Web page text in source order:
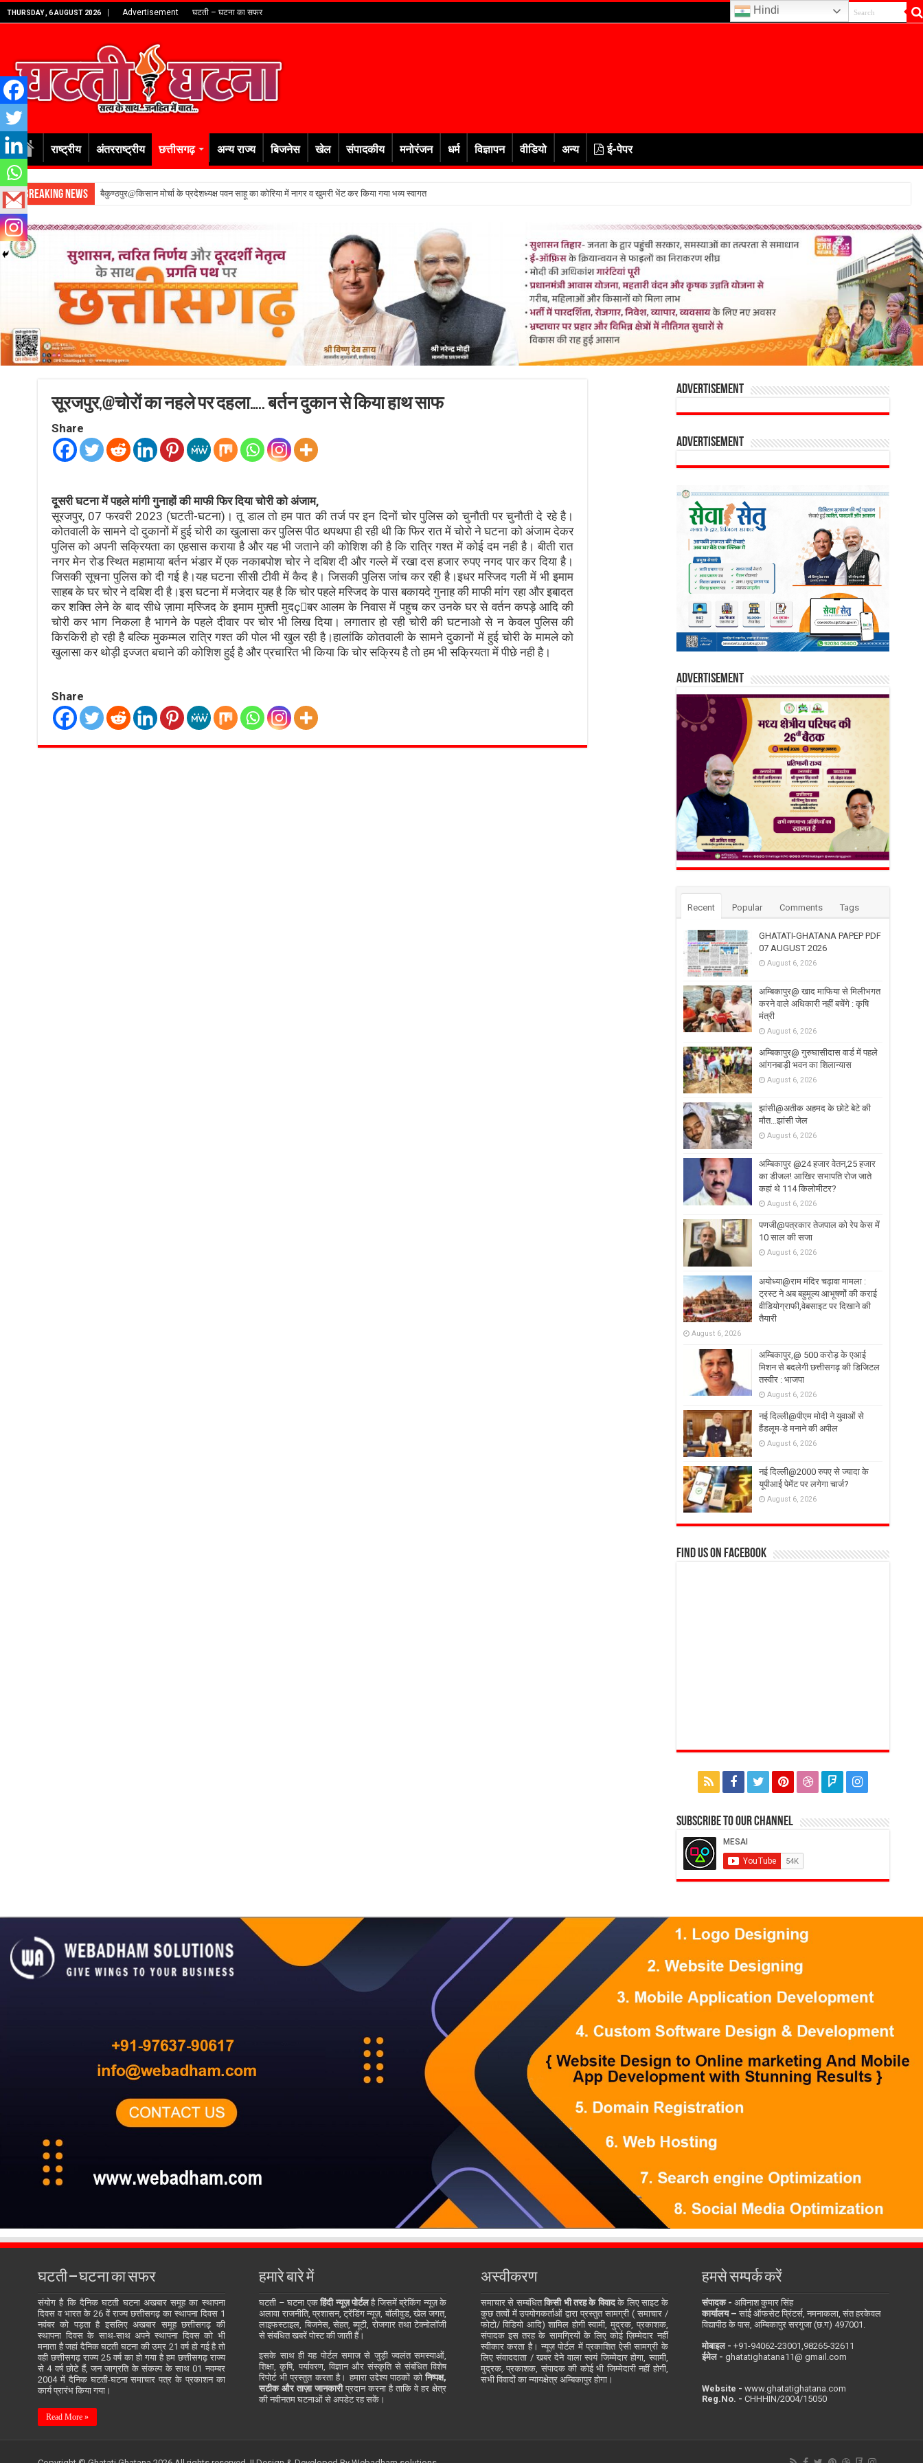
THURSDAY , 6 AUGUST 2026 Advertisement घटती – घटना का सफर
राष्ट्रीय अंतरराष्ट्रीय छत्तीसगढ़ अन्य राज्य बिजनेस खेल संपादकीय मनोरंजन धर्म विज्ञापन वीडियो अन्य ई-पेपर
Breaking News बैकुण्ठपुर@किसान मोर्चा के प्रदेशध्यक्ष पवन साहू का कोरिया में नागर व खुमरी भेंट कर किया गया भव्य स्वागत
सूरजपुर,@चोरों का नहले पर दहला….. बर्तन दुकान से किया हाथ साफ
Share
दूसरी घटना में पहले मांगी गुनाहों की माफी फिर दिया चोरी को अंजाम,
सूरजपुर, 07 फरवरी 2023 (घटती-घटना)। तू डाल तो हम पात की तर्ज पर इन दिनों चोर पुलिस को चुनौती पर चुनौती दे रहे है।
कोतवाली के सामने दो दुकानों में हुई चोरी का खुलासा कर पुलिस पीठ थपथपा ही रही थी कि फिर रात में चोरो ने घटना को अंजाम देकर
पुलिस को अपनी सक्रियता का एहसास कराया है और यह भी जताने की कोशिश की है कि रात्रि गश्त में कोई दम नही है। बीती रात
नगर मेन रोड स्थित महामाया बर्तन भंडार में एक नकाबपोश चोर ने दबिश दी और गल्ले में रखा दस हजार रुपए नगद पार कर दिया है।
जिसकी सूचना पुलिस को दी गई है।यह घटना सीसी टीवी में कैद है। जिसकी पुलिस जांच कर रही है।इधर मस्जिद गली में भी इमाम
साहब के घर चोर ने दबिश दी है।इस घटना में मजेदार यह है कि चोर पहले मस्जिद के पास बकायदे गुनाह की माफी मांग रहा और इबादत
कर शक्ति लेने के बाद सीधे ज़ामा मस्जि़द के इमाम मुफ़्ती मुदçबर आलम के निवास में पहुच कर उनके घर से वर्तन कपड़े आदि की
चोरी कर भाग निकला है भागने के पहले दीवार पर चोर भी लिख दिया। लगातार हो रही चोरी की घटनाओ से न केवल पुलिस की
किरकिरी हो रही है बल्कि मुकम्मल रात्रि गश्त की पोल भी खुल रही है।हालांकि कोतवाली के सामने दुकानों में हुई चोरी के मामले को
खुलासा कर थोड़ी इज्जत बचाने की कोशिश हुई है और प्रचारित भी किया कि चोर सक्रिय है तो हम भी सक्रियता में पीछे नही है।
Share
Advertisement
Advertisement
Advertisement
Recent Popular Comments Tags
GHATATI-GHATANA PAPEP PDF
07 AUGUST 2026
August 6, 2026
अम्बिकापुर@ खाद माफिया से मिलीभगत
करने वाले अधिकारी नहीं बचेंगे : कृषि
मंत्री
August 6, 2026
अम्बिकापुर@ गुरुघासीदास वार्ड में पहले
आंगनबाड़ी भवन का शिलान्यास
August 6, 2026
झांसी@अतीक अहमद के छोटे बेटे की
मौत…झांसी जेल
August 6, 2026
अम्बिकापुर @24 हजार वेतन,25 हजार
का डीजल! आखिर सभापति रोज जाते
कहां थे 114 किलोमीटर?
August 6, 2026
पणजी@पत्रकार तेजपाल को रेप केस में
10 साल की सजा
August 6, 2026
अयोध्या@राम मंदिर चढ़ावा मामला :
ट्रस्ट ने अब बहुमूल्य आभूषणों की कराई
वीडियोग्राफी,वेबसाइट पर दिखाने की
तैयारी
August 6, 2026
अम्बिकापुर,@ 500 करोड़ के एआई
मिशन से बदलेगी छत्तीसगढ़ की डिजिटल
तस्वीर : भाजपा
August 6, 2026
नई दिल्ली@पीएम मोदी ने युवाओं से
हैंडलूम-डे मनाने की अपील
August 6, 2026
नई दिल्ली@2000 रुपए से ज्यादा के
यूपीआई पेमेंट पर लगेगा चार्ज?
August 6, 2026
Find us on Facebook
Subscribe to our Channel
घटती – घटना का सफर
संयोग है कि दैनिक घटती घटना अखबार समूह का स्थापना
दिवस व भारत के 26 वें राज्य छत्तीसगढ़ का स्थापना दिवस 1
नवंबर को पड़ता है इसलिए अखबार समूह छत्तीसगढ़ की
स्थापना दिवस के साथ-साथ अपने स्थापना दिवस को भी
मनाता है जहां दैनिक घटती घटना की उम्र 21 वर्ष हो गई है तो
वही छत्तीसगढ़ राज्य 25 वर्ष का हो गया है हम छत्तीसगढ़ राज्य
से 4 वर्ष छोटे हैं, जन जाग्रति के संकल्प के साथ 01 नवम्बर
2004 में दैनिक घटती-घटना समाचार पत्र के प्रकाशन का
कार्य प्रारंभ किया गया।
Read More »
हमारे बारे में
घटती – घटना एकहिंदी न्यूज़ पोर्टलहै जिसमें ब्रेकिंग न्यूज़ के
अलावा राजनीति, प्रशासन, ट्रेंडिंग न्यूज़, बॉलीवुड, खेल जगत,
लाइफस्टाइल, बिजनेस, सेहत, ब्यूटी, रोजगार तथा टेक्नोलॉजी
से संबंधित खबरें पोस्ट की जाती हैं।
इसके साथ ही यह पोर्टल समाज से जुड़ी ज्वलंत समस्याओं,
शिक्षा, कृषि, पर्यावरण, विज्ञान और संस्कृति से संबंधित विशेष
रिपोर्ट भी प्रस्तुत करता है। हमारा उद्देश्य पाठकों कोनिष्पक्ष,
सटीक और ताज़ा जानकारीप्रदान करना है ताकि वे हर क्षेत्र
की नवीनतम घटनाओं से अपडेट रह सकें।
अस्वीकरण
समाचार से सम्बंधितकिसी भी तरह के विवादके लिए साइट के
कुछ तत्वों में उपयोगकर्ताओं द्वारा प्रस्तुत सामग्री ( समाचार /
फोटो/ विडियो आदि) शामिल होगी स्वामी, मुद्रक, प्रकाशक,
संपादक इस तरह के सामग्रियों के लिए कोई ज़िम्मेदार नहीं
स्वीकार करता है। न्यूज़ पोर्टल में प्रकाशित ऐसी सामग्री के
लिए संवाददाता / खबर देने वाला स्वयं जिम्मेदार होगा, स्वामी,
मुद्रक, प्रकाशक, संपादक की कोई भी जिम्मेदारी नहीं होगी,
सभी विवादों का न्यायक्षेत्र अम्बिकापुर होगा।
हमसे सम्पर्क करें
संपादक -अविनाश कुमार सिंह
कार्यालय –सांई ऑफसेट प्रिंटर्स, नमनाकला, संत हरकेवल
विद्यापीठ के पास, अम्बिकापुर सरगुजा (छ.ग) 497001.
मोबाइल - ‪+91-94062-23001‬,98265-32611
ईमेल -ghatatighatana11@ gmail.com
Website -www.ghatatighatana.com
Reg.No. -CHHHIN/2004/15050
Hindi